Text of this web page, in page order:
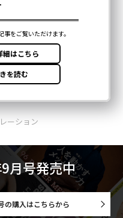
ーション
月号発売中
の購入はこちらから